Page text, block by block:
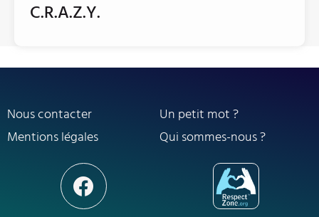
C.R.A.Z.Y.
Nous contacter
Un petit mot ?
Mentions légales
Qui sommes-nous ?